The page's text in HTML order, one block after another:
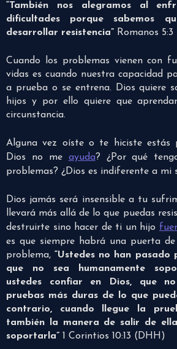
“También nos alegramos al
dificultades porque sabemos
desarrollar resistencia” Romanos
Cuando los problemas vienen con
vidas es cuando nuestra capacidad
a prueba o se entrena. Dios quiere
hijos y por ello quiere que
circunstancia.
Alguna vez oíste o te hiciste estás
Dios no me ayuda? ¿Por qué
problemas? ¿Dios es indiferente a mi
Dios jamás será insensible a tu
llevará más allá de lo que puedas
destruirte sino hacer de ti un hijo
es que siempre habrá una puerta
problema,“Ustedes no han pasado
que no sea humanamente
ustedes confiar en Dios, que
pruebas más duras de lo que
contrario, cuando llegue la
también la manera de salir de
soportarla” 1 Corintios 10:13 (DHH)